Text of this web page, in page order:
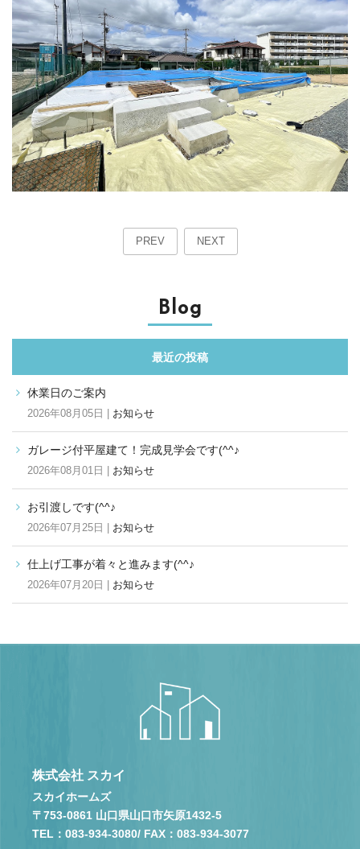
PREV NEXT
Blog
最近の投稿
休業日のご案内
2026年08月05日 | お知らせ
ガレージ付平屋建て！完成見学会です(^^♪
2026年08月01日 | お知らせ
お引渡しです(^^♪
2026年07月25日 | お知らせ
仕上げ工事が着々と進みます(^^♪
2026年07月20日 | お知らせ
株式会社 スカイ
スカイホームズ
〒753-0861 山口県山口市矢原1432-5
TEL：083-934-3080/ FAX：083-934-3077